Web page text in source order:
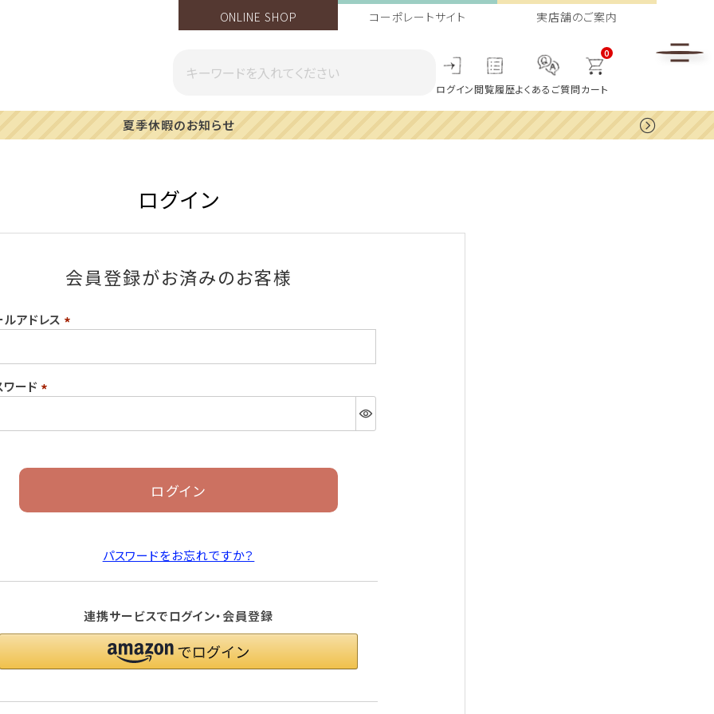
ONLINE SHOP コーポレートサイト 実店舗のご案内
ログイン閲覧履歴よくあるご質問
0
カート
夏季休暇のお知らせ
ログイン
会員登録がお済みのお客様
ルアドレス
須)
ワード
須)
ログイン
パスワードをお忘れですか？
連携サービスでログイン・会員登録